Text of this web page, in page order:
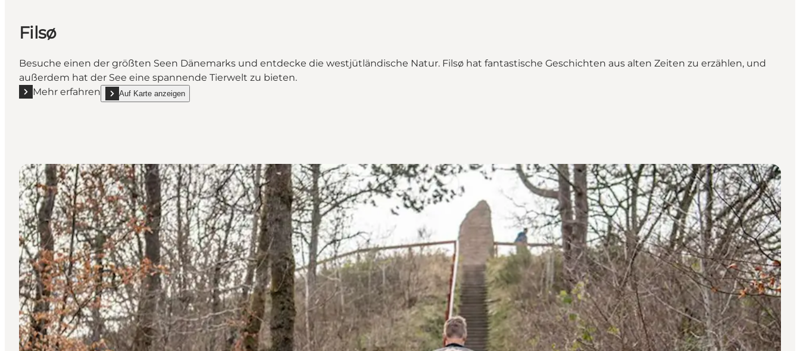
Filsø
Besuche einen der größten Seen Dänemarks und entdecke die westjütländische Natur. Filsø hat fantastische Geschichten aus alten Zeiten zu erzählen, und
außerdem hat der See eine spannende Tierwelt zu bieten.
Mehr erfahren
Mehr erfahren "Filsø" Auf Karte anzeigen
show Filsø on_map